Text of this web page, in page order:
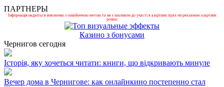
ПАРТНЕРЫ
Інформація надається виключно з ознайомчою метою та не є закликом до участі в азартних іграх чи рекламою азартних
розваг.
Казино з бонусами
Чернигов сегодня
Історія, яку хочеться читати: книги, що відкривають минуле
Вечер дома в Чернигове: как онлайнкино постепенно стал